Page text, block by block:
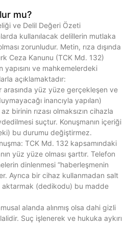
mu?
ve Delil Değeri Özeti
kullanılacak delillerin mutlaka
zorunludur. Metin, rıza dışında
Ceza Kanunu (TCK Md. 132)
ve mahkemelerdeki
açıklamaktadır:
arasında yüz yüze gerçekleşen ve
inancıyla yapılan)
birinin rızası olmaksızın cihazla
suçtur. Konuşmanın içeriği
bu durumu değiştirmez.
TCK Md. 132 kapsamındaki
yüz yüze olması şarttır. Telefon
dinlenmesi “haberleşmenin
Ayrıca bir cihaz kullanmadan salt
aktarmak (dedikodu) bu madde
alanda alınmış olsa dahi gizli
Suç işlenerek ve hukuka aykırı